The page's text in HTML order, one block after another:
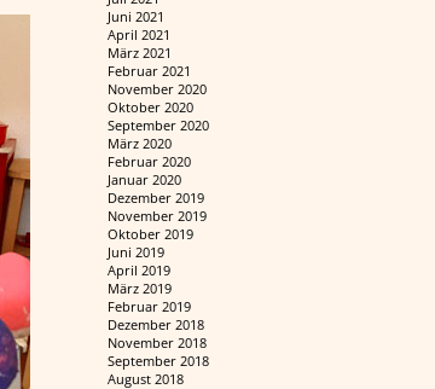
Juni 2021
April 2021
März 2021
Februar 2021
November 2020
Oktober 2020
September 2020
März 2020
Februar 2020
Januar 2020
Dezember 2019
November 2019
Oktober 2019
Juni 2019
April 2019
März 2019
Februar 2019
Dezember 2018
November 2018
September 2018
August 2018